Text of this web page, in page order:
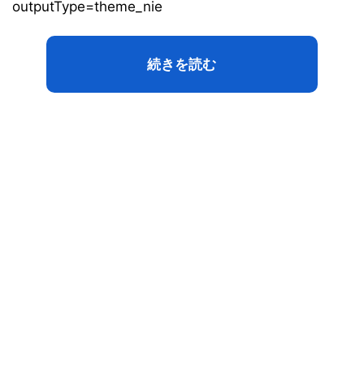
outputType=theme_nie
続きを読む